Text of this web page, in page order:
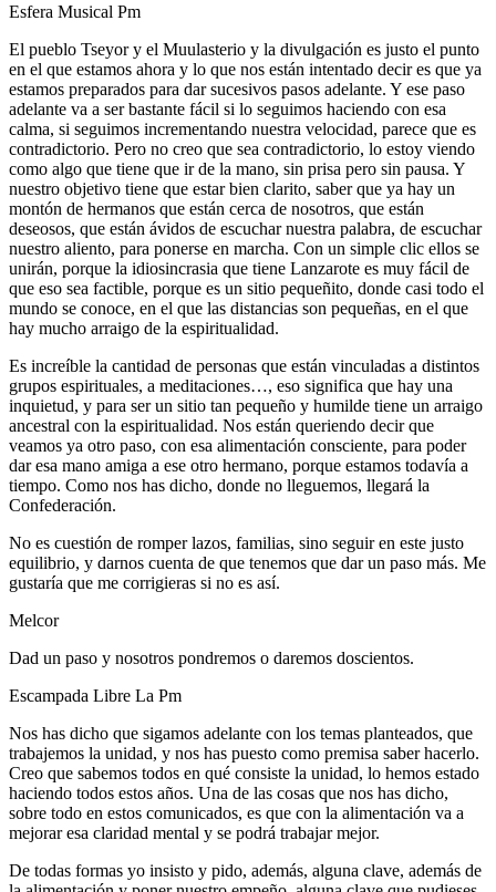
Esfera Musical Pm
El pueblo Tseyor y el Muulasterio y la divulgación es justo el punto
en el que estamos ahora y lo que nos están intentado decir es que ya
estamos preparados para dar sucesivos pasos adelante. Y ese paso
adelante va a ser bastante fácil si lo seguimos haciendo con esa
calma, si seguimos incrementando nuestra velocidad, parece que es
contradictorio. Pero no creo que sea contradictorio, lo estoy viendo
como algo que tiene que ir de la mano, sin prisa pero sin pausa. Y
nuestro objetivo tiene que estar bien clarito, saber que ya hay un
montón de hermanos que están cerca de nosotros, que están
deseosos, que están ávidos de escuchar nuestra palabra, de escuchar
nuestro aliento, para ponerse en marcha. Con un simple clic ellos se
unirán, porque la idiosincrasia que tiene Lanzarote es muy fácil de
que eso sea factible, porque es un sitio pequeñito, donde casi todo el
mundo se conoce, en el que las distancias son pequeñas, en el que
hay mucho arraigo de la espiritualidad.
Es increíble la cantidad de personas que están vinculadas a distintos
grupos espirituales, a meditaciones…, eso significa que hay una
inquietud, y para ser un sitio tan pequeño y humilde tiene un arraigo
ancestral con la espiritualidad. Nos están queriendo decir que
veamos ya otro paso, con esa alimentación consciente, para poder
dar esa mano amiga a ese otro hermano, porque estamos todavía a
tiempo. Como nos has dicho, donde no lleguemos, llegará la
Confederación.
No es cuestión de romper lazos, familias, sino seguir en este justo
equilibrio, y darnos cuenta de que tenemos que dar un paso más. Me
gustaría que me corrigieras si no es así.
Melcor
Dad un paso y nosotros pondremos o daremos doscientos.
Escampada Libre La Pm
Nos has dicho que sigamos adelante con los temas planteados, que
trabajemos la unidad, y nos has puesto como premisa saber hacerlo.
Creo que sabemos todos en qué consiste la unidad, lo hemos estado
haciendo todos estos años. Una de las cosas que nos has dicho,
sobre todo en estos comunicados, es que con la alimentación va a
mejorar esa claridad mental y se podrá trabajar mejor.
De todas formas yo insisto y pido, además, alguna clave, además de